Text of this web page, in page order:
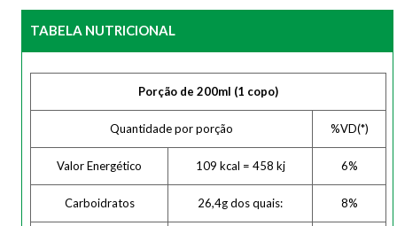
TABELA NUTRICIONAL
Porção de 200ml (1 copo)
Quantidade por porção %VD(*)
Valor Energético 109 kcal = 458 kj 6%
Carboidratos 26,4g dos quais: 8%